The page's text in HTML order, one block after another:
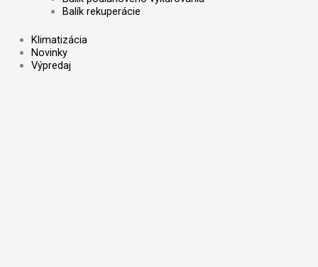
Balík rekuperácie
Klimatizácia
Novinky
Výpredaj